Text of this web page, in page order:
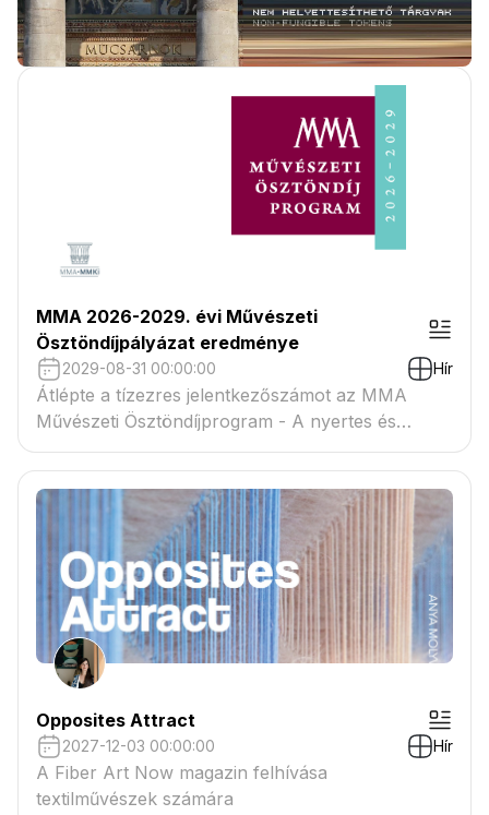
MMA 2026-2029. évi Művészeti
Ösztöndíjpályázat eredménye
2029-08-31 00:00:00 Hír
Átlépte a tízezres jelentkezőszámot az MMA
Művészeti Ösztöndíjprogram - A nyertes és
tartaléklistás pályázók névsora megtekinthető a
csatolmányban
Opposites Attract
2027-12-03 00:00:00 Hír
A Fiber Art Now magazin felhívása
textilművészek számára